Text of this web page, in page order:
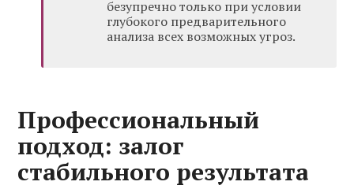
безупречно только при условии
глубокого предварительного
анализа всех возможных угроз.
Профессиональный
подход: залог
стабильного результата